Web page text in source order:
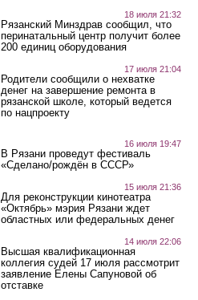
18 июля 21:32
Рязанский Минздрав сообщил, что
перинатальный центр получит более
200 единиц оборудования
17 июля 21:04
Родители сообщили о нехватке
денег на завершение ремонта в
рязанской школе, который ведется
по нацпроекту
16 июля 19:47
В Рязани проведут фестиваль
«Сделано/рождён в СССР»
15 июля 21:36
Для реконструкции кинотеатра
«Октябрь» мэрия Рязани ждет
областных или федеральных денег
14 июля 22:06
Высшая квалификационная
коллегия судей 17 июля рассмотрит
заявление Елены Сапуновой об
отставке